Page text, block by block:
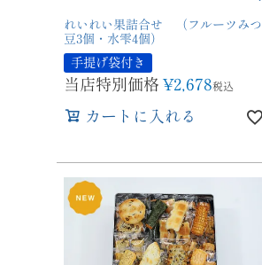
れいれい果詰合せ （フルーツみつ
豆3個・水雫4個）
手提げ袋付き
当店特別価格 ¥2,678税込
カートに入れる